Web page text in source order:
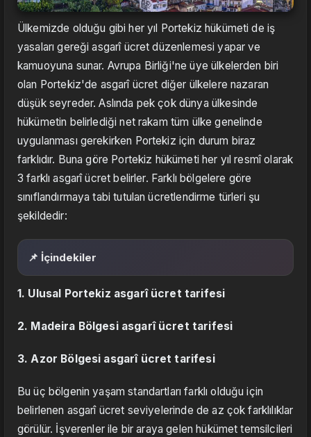
Ülkemizde olduğu gibi her yıl Portekiz hükümeti de iş
yasaları gereği asgarî ücret düzenlemesi yapar ve
kamuoyuna sunar. Avrupa Birliği'ne üye ülkelerden biri
olan Portekiz'de asgarî ücret diğer ülkelere nazaran
düşük seyreder. Aslında pek çok dünya ülkesinde
hükümetin belirlediği net rakam tüm ülke genelinde
uygulanması gerekirken Portekiz için durum biraz
farklıdır. Buna göre Portekiz hükümeti her yıl resmî olarak
3 farklı asgarî ücret belirler. Farklı bölgelere göre
sınıflandırmaya tabi tutulan ücretlendirme türleri şu
şekildedir:
📌 İçindekiler
1. Ulusal Portekiz asgarî ücret tarifesi
2. Madeira Bölgesi asgarî ücret tarifesi
3. Azor Bölgesi asgarî ücret tarifesi
Bu üç bölgenin yaşam standartları farklı olduğu için
belirlenen asgarî ücret seviyelerinde de az çok farklılıklar
görülür. İşverenler ile bir araya gelen hükümet temsilcileri